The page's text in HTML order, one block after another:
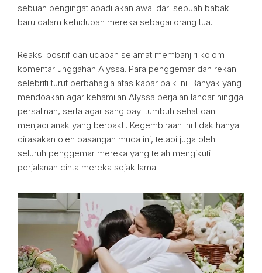
sebuah pengingat abadi akan awal dari sebuah babak
baru dalam kehidupan mereka sebagai orang tua.
Reaksi positif dan ucapan selamat membanjiri kolom
komentar unggahan Alyssa. Para penggemar dan rekan
selebriti turut berbahagia atas kabar baik ini. Banyak yang
mendoakan agar kehamilan Alyssa berjalan lancar hingga
persalinan, serta agar sang bayi tumbuh sehat dan
menjadi anak yang berbakti. Kegembiraan ini tidak hanya
dirasakan oleh pasangan muda ini, tetapi juga oleh
seluruh penggemar mereka yang telah mengikuti
perjalanan cinta mereka sejak lama.